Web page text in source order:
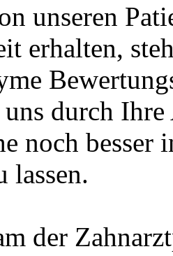
unseren
erhalten,
durch
noch besser
lassen.
der